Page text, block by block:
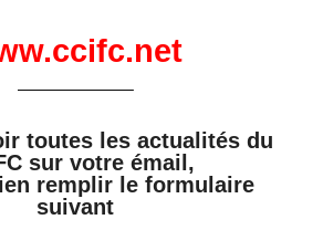
——————–
toutes les actualités du
sur votre émail,
remplir le formulaire
suivant